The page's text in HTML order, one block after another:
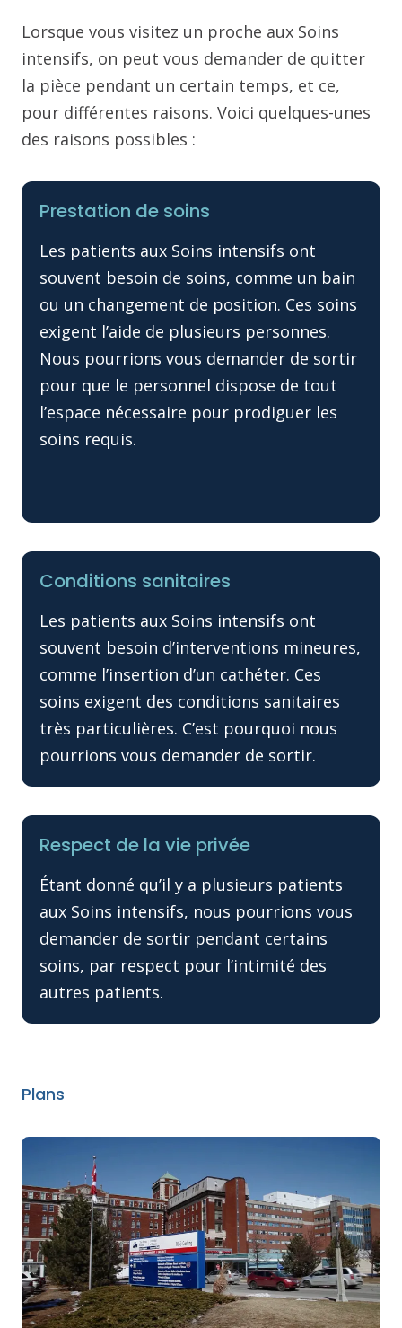
Lorsque vous visitez un proche aux Soins
intensifs, on peut vous demander de quitter
la pièce pendant un certain temps, et ce,
pour différentes raisons. Voici quelques-unes
des raisons possibles :
Prestation de soins
Les patients aux Soins intensifs ont
souvent besoin de soins, comme un bain
ou un changement de position. Ces soins
exigent l’aide de plusieurs personnes.
Nous pourrions vous demander de sortir
pour que le personnel dispose de tout
l’espace nécessaire pour prodiguer les
soins requis.
Conditions sanitaires
Les patients aux Soins intensifs ont
souvent besoin d’interventions mineures,
comme l’insertion d’un cathéter. Ces
soins exigent des conditions sanitaires
très particulières. C’est pourquoi nous
pourrions vous demander de sortir.
Respect de la vie privée
Étant donné qu’il y a plusieurs patients
aux Soins intensifs, nous pourrions vous
demander de sortir pendant certains
soins, par respect pour l’intimité des
autres patients.
Plans